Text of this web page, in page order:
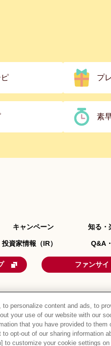
プ
素
キャンペーン 知る・
投資家情報（IR） Q&A
ファンサイ
バシーポリシー ウェブアクセ
personalize content and ads, to
your use of our website with our
that you have provided to them
opt-out of our sharing information
to customize your cookie settings on